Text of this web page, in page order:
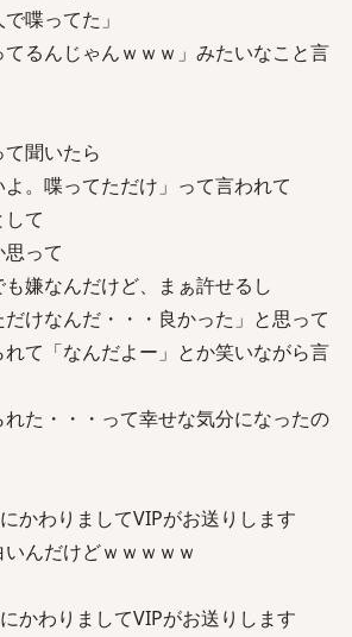
喋ってた」
てるんじゃんｗｗｗ」みたいなこと言
て聞いたら
よ。喋ってただけ」って言われて
て
って
嫌なんだけど、まぁ許せるし
だけなんだ・・・良かった」と思って
て「なんだよー」とか笑いながら言
た・・・って幸せな気分になったの
かわりましてVIPがお送りします
んだけどｗｗｗｗｗ
かわりましてVIPがお送りします